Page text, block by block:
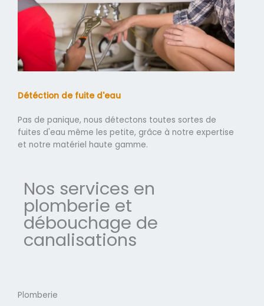
Détéction de fuite d'eau
Pas de panique, nous détectons toutes sortes de
fuites d'eau même les petite, grâce à notre expertise
et notre matériel haute gamme.
Nos services en
plomberie et
débouchage de
canalisations
Plomberie